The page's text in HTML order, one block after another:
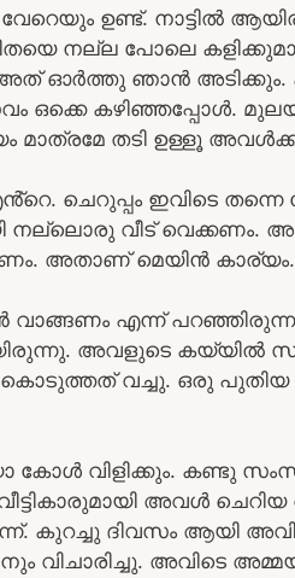
ഉണ്ട്. നാട്ടിൽ
നല്ല പോലെ
ഓർത്തു ഞാൻ അടിക്കും.
ഒക്കെ കഴിഞ്ഞപ്പോൾ.
തടി ഉള്ളൂ
ചെറുപ്പം ഇവിടെ
നല്ലൊരു വീട് വെക്കണം.
അതാണ് മെയിൻ കാര്യം.
എന്ന് പറഞ്ഞിരുന്നു.
അവളുടെ
വച്ചു. ഒരു
കോൾ വിളിക്കും. കണ്ടു
അവൾ ചെറിയ
കുറച്ചു ദിവസം ആയി
വിചാരിച്ചു. അവിടെ